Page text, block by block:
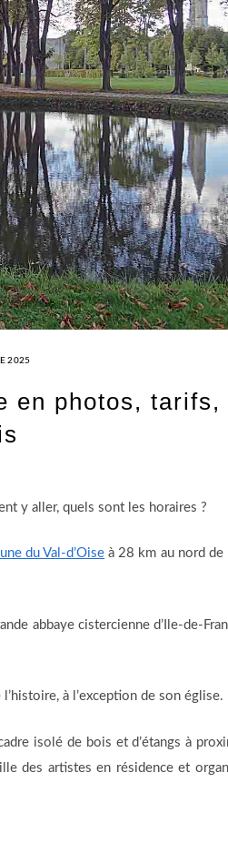
2025
en photos, tarifs,
y aller, quels sont les horaires ?
du Val-d’Oise à 28 km au nord de
abbaye cistercienne d’Ile-de-
à l’exception de son église.
isolé de bois et d’étangs à
des artistes en résidence et